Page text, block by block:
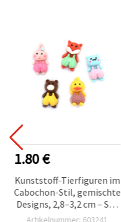
1.80 €
Kunststoff-Tierfiguren im
Cabochon-Stil, gemischte
Designs, 2,8–3,2 cm – Set
mit 10 Stück
Artikelnummer: 603241